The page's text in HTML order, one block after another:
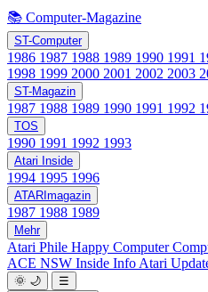
📚 Computer-Magazine
ST-Computer
1986 1987 1988 1989 1990 1991
1998 1999 2000 2001 2002 2003
ST-Magazin
1987 1988 1989 1990 1991 1992
TOS
1990 1991 1992 1993
Atari Inside
1994 1995 1996
ATARImagazin
1987 1988 1989
Mehr
Atari Phile Happy Computer
ACE NSW Inside Info Atari
🌞 🌙
☰